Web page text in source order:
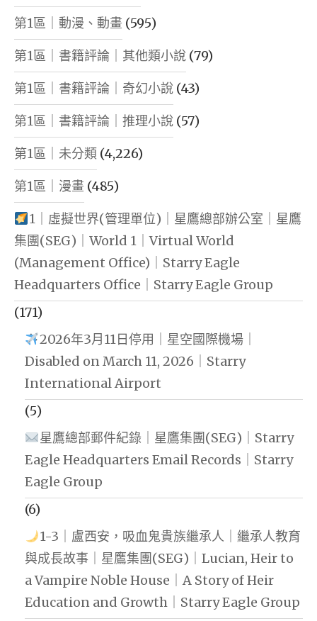
第1區｜動漫、動畫 (595)
第1區｜書籍評論｜其他類小說 (79)
第1區｜書籍評論｜奇幻小說 (43)
第1區｜書籍評論｜推理小說 (57)
第1區｜未分類 (4,226)
第1區｜漫畫 (485)
1｜虛擬世界(管理單位)｜星鷹總部辦公室｜星鷹
集團(SEG)｜World 1｜Virtual World
(Management Office)｜Starry Eagle
Headquarters Office｜Starry Eagle Group
(171)
2026年3月11日停用｜星空國際機場｜
Disabled on March 11, 2026｜Starry
International Airport
(5)
星鷹總部郵件紀錄｜星鷹集團(SEG)｜Starry
Eagle Headquarters Email Records｜Starry
Eagle Group
(6)
1-3｜盧西安，吸血鬼貴族繼承人｜繼承人教育
與成長故事｜星鷹集團(SEG)｜Lucian, Heir to
a Vampire Noble House｜A Story of Heir
Education and Growth｜Starry Eagle Group